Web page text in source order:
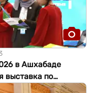
в Ашхабаде
выставка по
и торгово-